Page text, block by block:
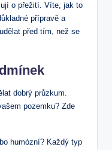
o přežití. Víte, jak to
přípravě a
před tím, než se
dobrý průzkum.
pozemku? Zde
humózní? Každý typ